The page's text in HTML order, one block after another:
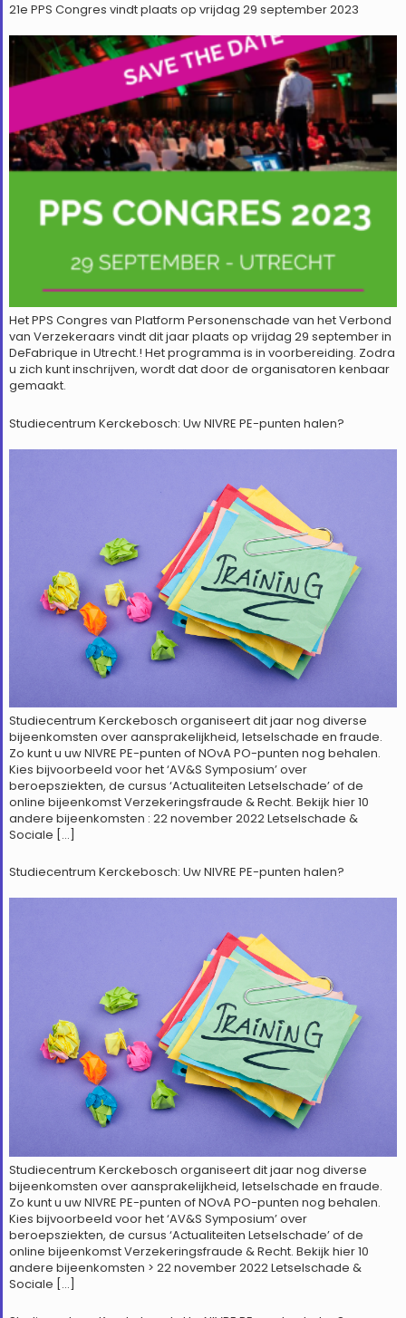
21e PPS Congres vindt plaats op vrijdag 29 september 2023
Het PPS Congres van Platform Personenschade van het Verbond
van Verzekeraars vindt dit jaar plaats op vrijdag 29 september in
DeFabrique in Utrecht.! Het programma is in voorbereiding. Zodra
u zich kunt inschrijven, wordt dat door de organisatoren kenbaar
gemaakt.
Studiecentrum Kerckebosch: Uw NIVRE PE-punten halen?
Studiecentrum Kerckebosch organiseert dit jaar nog diverse
bijeenkomsten over aansprakelijkheid, letselschade en fraude.
Zo kunt u uw NIVRE PE-punten of NOvA PO-punten nog behalen.
Kies bijvoorbeeld voor het ‘AV&S Symposium’ over
beroepsziekten, de cursus ‘Actualiteiten Letselschade’ of de
online bijeenkomst Verzekeringsfraude & Recht. Bekijk hier 10
andere bijeenkomsten : 22 november 2022 Letselschade &
Sociale […]
Studiecentrum Kerckebosch: Uw NIVRE PE-punten halen?
Studiecentrum Kerckebosch organiseert dit jaar nog diverse
bijeenkomsten over aansprakelijkheid, letselschade en fraude.
Zo kunt u uw NIVRE PE-punten of NOvA PO-punten nog behalen.
Kies bijvoorbeeld voor het ‘AV&S Symposium’ over
beroepsziekten, de cursus ‘Actualiteiten Letselschade’ of de
online bijeenkomst Verzekeringsfraude & Recht. Bekijk hier 10
andere bijeenkomsten > 22 november 2022 Letselschade &
Sociale […]